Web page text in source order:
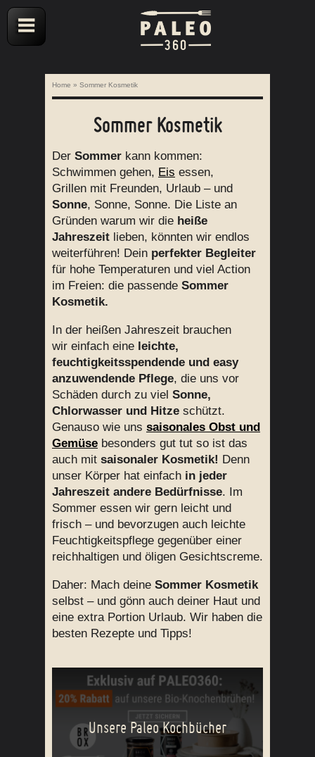
Home » Sommer Kosmetik
Sommer Kosmetik
Der Sommer kann kommen:
Schwimmen gehen, Eis essen,
Grillen mit Freunden, Urlaub – und
Sonne, Sonne, Sonne. Die Liste an
Gründen warum wir die heiße
Jahreszeit lieben, könnten wir endlos
weiterführen! Dein perfekter Begleiter
für hohe Temperaturen und viel Action
im Freien: die passende Sommer
Kosmetik.
In der heißen Jahreszeit brauchen
wir einfach eine leichte,
feuchtigkeitsspendende und easy
anzuwendende Pflege, die uns vor
Schäden durch zu viel Sonne,
Chlorwasser und Hitze schützt.
Genauso wie uns saisonales Obst und
Gemüse besonders gut tut so ist das
auch mit saisonaler Kosmetik! Denn
unser Körper hat einfach in jeder
Jahreszeit andere Bedürfnisse. Im
Sommer essen wir gern leicht und
frisch – und bevorzugen auch leichte
Feuchtigkeitspflege gegenüber einer
reichhaltigen und öligen Gesichtscreme.
Daher: Mach deine Sommer Kosmetik
selbst – und gönn auch deiner Haut und
eine extra Portion Urlaub. Wir haben die
besten Rezepte und Tipps!
Unsere Paleo Kochbücher